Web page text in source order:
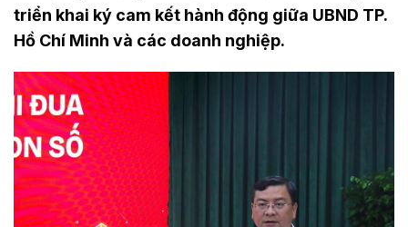
triển khai ký cam kết hành động giữa UBND TP.
Hồ Chí Minh và các doanh nghiệp.